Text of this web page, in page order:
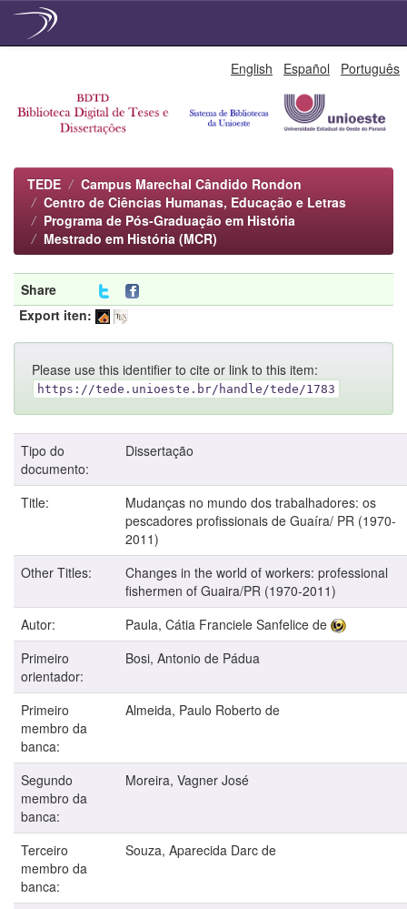
English Español Português
TEDE
Campus Marechal Cândido Rondon
Centro de Ciências Humanas, Educação e Letras
Programa de Pós-Graduação em História
Mestrado em História (MCR)
Share
Export iten:
Please use this identifier to cite or link to this item:
https://tede.unioeste.br/handle/tede/1783
Tipo do
documento:
Dissertação
Title:
Mudanças no mundo dos trabalhadores: os
pescadores profissionais de Guaíra/ PR (1970-
2011)
Other Titles:
Changes in the world of workers: professional
fishermen of Guaira/PR (1970-2011)
Autor:
Paula, Cátia Franciele Sanfelice de
Primeiro
orientador:
Bosi, Antonio de Pádua
Primeiro
membro da
banca:
Almeida, Paulo Roberto de
Segundo
membro da
banca:
Moreira, Vagner José
Terceiro
membro da
banca:
Souza, Aparecida Darc de